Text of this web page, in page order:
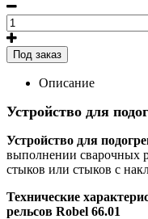
Под заказ
Описание
Устройство для
Устройство для
выполнении сварочных
стыков или стыков с
Технические
рельсов Robel 66.01